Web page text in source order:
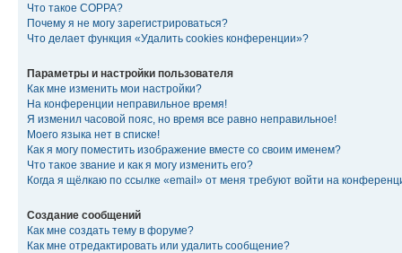
Что такое COPPA?
Почему я не могу зарегистрироваться?
Что делает функция «Удалить cookies конференции»?
Параметры и настройки пользователя
Как мне изменить мои настройки?
На конференции неправильное время!
Я изменил часовой пояс, но время все равно неправильное!
Моего языка нет в списке!
Как я могу поместить изображение вместе со своим именем?
Что такое звание и как я могу изменить его?
Когда я щёлкаю по ссылке «email» от меня требуют войти на
Создание сообщений
Как мне создать тему в форуме?
Как мне отредактировать или удалить сообщение?